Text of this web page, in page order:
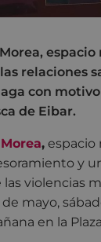
relaciones
con
de Eibar.
, espacio
y
violencias
de mayo,
en la